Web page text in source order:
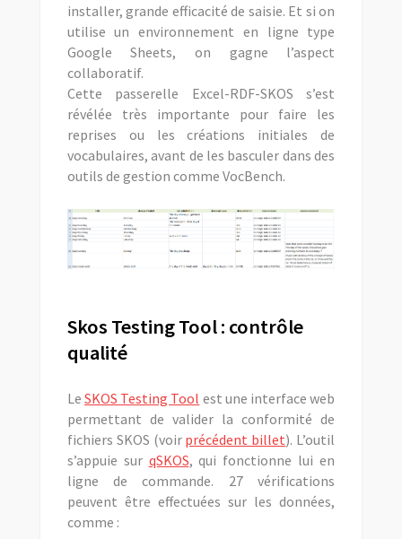
installer, grande efficacité de saisie. Et si on
utilise un environnement en ligne type
Google Sheets, on gagne l’aspect
collaboratif.
Cette passerelle Excel-RDF-SKOS s’est
révélée très importante pour faire les
reprises ou les créations initiales de
vocabulaires, avant de les basculer dans des
outils de gestion comme VocBench.
Skos Testing Tool : contrôle
qualité
Le SKOS Testing Tool est une interface web
permettant de valider la conformité de
fichiers SKOS (voir précédent billet). L’outil
s’appuie sur qSKOS, qui fonctionne lui en
ligne de commande. 27 vérifications
peuvent être effectuées sur les données,
comme :